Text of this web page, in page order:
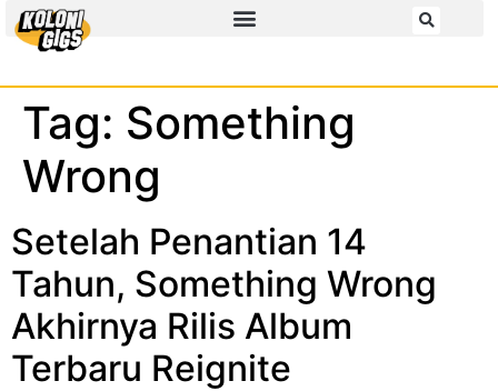
Tag: Something
Wrong
Setelah Penantian 14
Tahun, Something Wrong
Akhirnya Rilis Album
Terbaru Reignite